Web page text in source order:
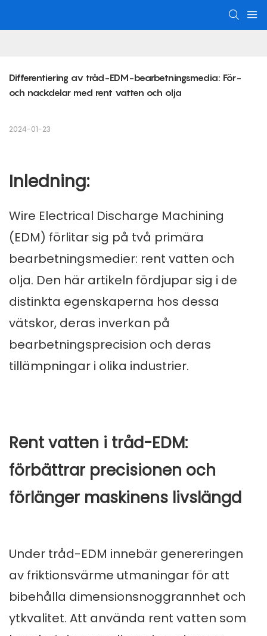
Differentiering av tråd-EDM-bearbetningsmedia: För-
och nackdelar med rent vatten och olja
2024-01-23
Inledning:
Wire Electrical Discharge Machining
(EDM) förlitar sig på två primära
bearbetningsmedier: rent vatten och
olja. Den här artikeln fördjupar sig i de
distinkta egenskaperna hos dessa
vätskor, deras inverkan på
bearbetningsprecision och deras
tillämpningar i olika industrier.
Rent vatten i tråd-EDM:
förbättrar precisionen och
förlänger maskinens livslängd
Under tråd-EDM innebär genereringen
av friktionsvärme utmaningar för att
bibehålla dimensionsnoggrannhet och
ytkvalitet. Att använda rent vatten som